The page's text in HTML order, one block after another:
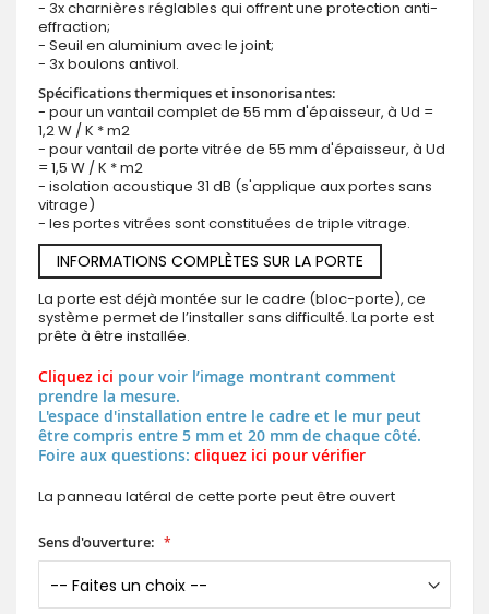
- 3x charnières réglables qui offrent une protection anti-
effraction;
- Seuil en aluminium avec le joint;
- 3x boulons antivol.
Spécifications thermiques et insonorisantes:
- pour un vantail complet de 55 mm d'épaisseur, à Ud =
1,2 W / K * m2
- pour vantail de porte vitrée de 55 mm d'épaisseur, à Ud
= 1,5 W / K * m2
- isolation acoustique 31 dB (s'applique aux portes sans
vitrage)
- les portes vitrées sont constituées de triple vitrage.
INFORMATIONS COMPLÈTES SUR LA PORTE
La porte est déjà montée sur le cadre (bloc-porte), ce
système permet de l’installer sans difficulté. La porte est
prête à être installée.
Cliquez ici pour voir l’image montrant comment
prendre la mesure.
L'espace d'installation entre le cadre et le mur peut
être compris entre 5 mm et 20 mm de chaque côté.
Foire aux questions: cliquez ici pour vérifier
La panneau latéral de cette porte peut être ouvert
Sens d'ouverture: